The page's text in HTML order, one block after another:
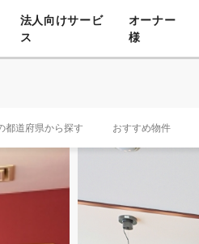
法人向けサービ
ス
オーナー
様
都道府県から探す おすすめ物件